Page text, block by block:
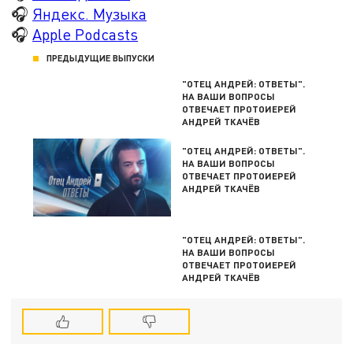
🎧 Яндекс. Музыка
🎧 Apple Podcasts
ПРЕДЫДУЩИЕ ВЫПУСКИ
"ОТЕЦ АНДРЕЙ: ОТВЕТЫ".
НА ВАШИ ВОПРОСЫ
ОТВЕЧАЕТ ПРОТОИЕРЕЙ
АНДРЕЙ ТКАЧЁВ
"ОТЕЦ АНДРЕЙ: ОТВЕТЫ".
НА ВАШИ ВОПРОСЫ
ОТВЕЧАЕТ ПРОТОИЕРЕЙ
АНДРЕЙ ТКАЧЁВ
"ОТЕЦ АНДРЕЙ: ОТВЕТЫ".
НА ВАШИ ВОПРОСЫ
ОТВЕЧАЕТ ПРОТОИЕРЕЙ
АНДРЕЙ ТКАЧЁВ